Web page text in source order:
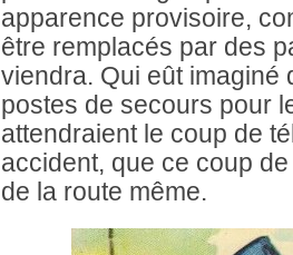
apparence provisoire,
être remplacés par des
viendra. Qui eût imaginé
postes de secours pour
attendraient le coup de
accident, que ce coup
de la route même.